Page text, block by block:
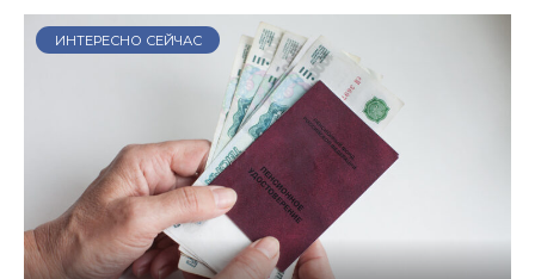
ИНТЕРЕСНО СЕЙЧАС